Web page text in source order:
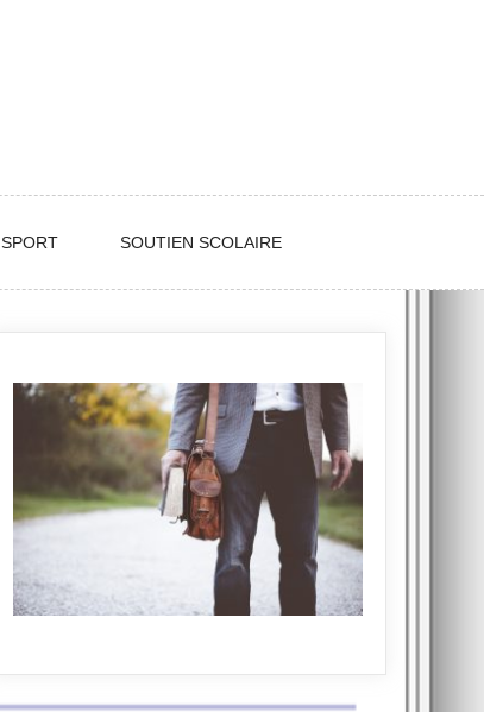
SPORT SOUTIEN SCOLAIRE